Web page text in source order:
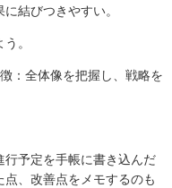
結びつきやすい。
。
：全体像を把握し、戦略を
予定を手帳に書き込んだ
、改善点をメモするのも